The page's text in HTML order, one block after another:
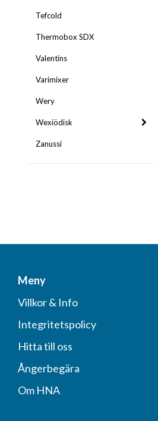
Tefcold
Thermobox SDX
Valentins
Varimixer
Wery
Wexiödisk
Zanussi
Meny
Villkor & Info
Integritetspolicy
Hitta till oss
Ångerbegära
Om HNA